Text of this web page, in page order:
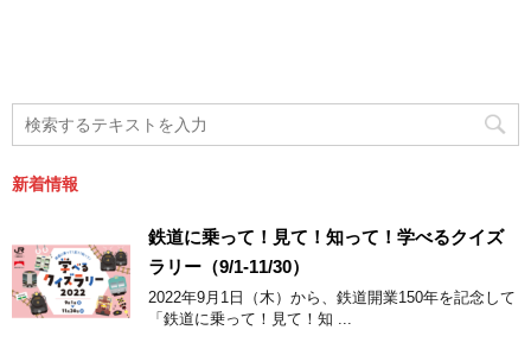
新着情報
鉄道に乗って！見て！知って！学べるクイズ
ラリー（9/1-11/30）
2022年9月1日（木）から、鉄道開業150年を記念して
「鉄道に乗って！見て！知 ...